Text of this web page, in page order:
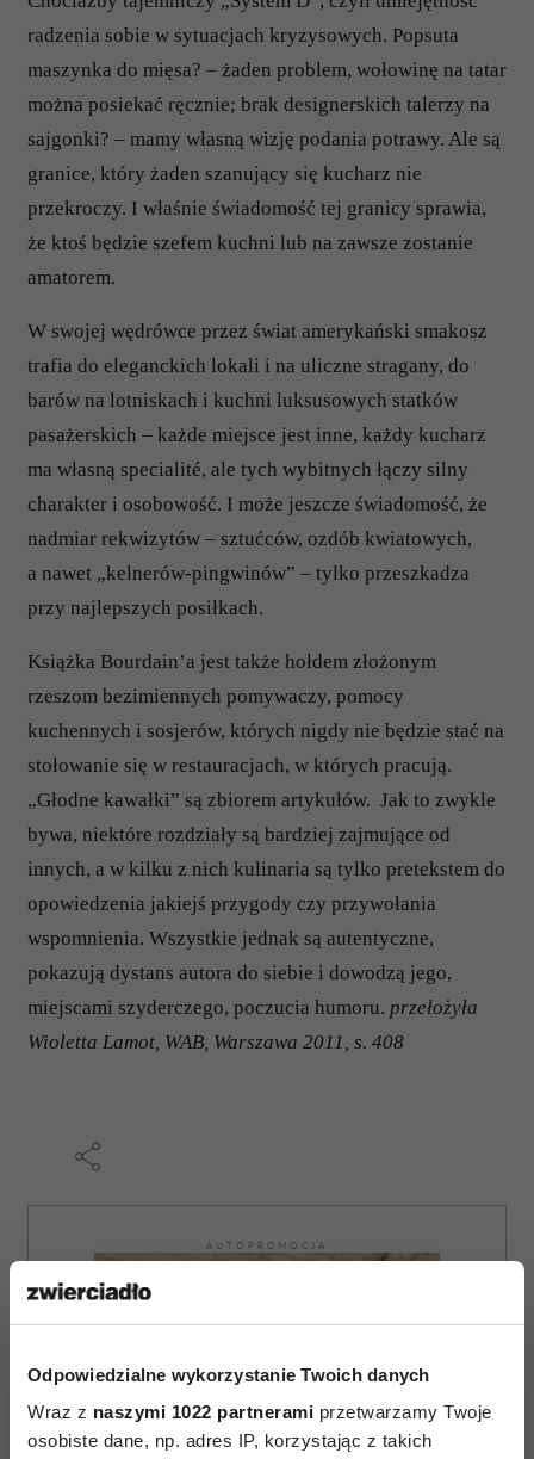
Odpowiedzialne wykorzystanie Twoich danych
Wraz z naszymi 1022 partnerami przetwarzamy Twoje
osobiste dane, np. adres IP, korzystając z takich
radzenia sobie w sytuacjach kryzysowych. Popsuta
maszynka do mięsa? – żaden problem, wołowinę na tatar
można posiekać ręcznie; brak designerskich talerzy na
sajgonki? – mamy własną wizję podania potrawy. Ale są
granice, który żaden szanujący się kucharz nie
przekroczy. I właśnie świadomość tej granicy sprawia,
że ktoś będzie szefem kuchni lub na zawsze zostanie
amatorem.
W swojej wędrówce przez świat amerykański smakosz
trafia do eleganckich lokali i na uliczne stragany, do
barów na lotniskach i kuchni luksusowych statków
pasażerskich – każde miejsce jest inne, każdy kucharz
ma własną specialité, ale tych wybitnych łączy silny
charakter i osobowość. I może jeszcze świadomość, że
nadmiar rekwizytów – sztućców, ozdób kwiatowych,
a nawet „kelnerów-pingwinów” – tylko przeszkadza
przy najlepszych posiłkach.
Książka Bourdain’a jest także hołdem złożonym
rzeszom bezimiennych pomywaczy, pomocy
kuchennych i sosjerów, których nigdy nie będzie stać na
stołowanie się w restauracjach, w których pracują.
„Głodne kawałki” są zbiorem artykułów. Jak to zwykle
bywa, niektóre rozdziały są bardziej zajmujące od
innych, a w kilku z nich kulinaria są tylko pretekstem do
opowiedzenia jakiejś przygody czy przywołania
wspomnienia. Wszystkie jednak są autentyczne,
pokazują dystans autora do siebie i dowodzą jego,
miejscami szyderczego, poczucia humoru. przełożyła
Wioletta Lamot, WAB, Warszawa 2011, s. 408
AUTOPROMOCJA